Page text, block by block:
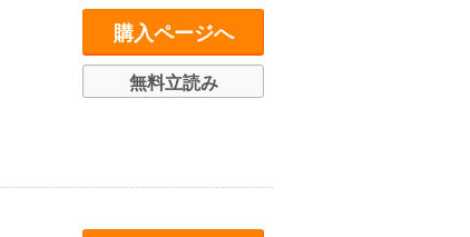
購入ページへ
無料立読み